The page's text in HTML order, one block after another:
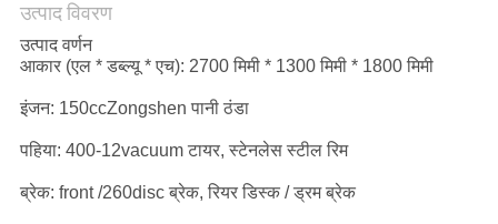
साइटमैप
PRIVACY
POLICY
उत्पाद विवरण
उत्पाद वर्णन
आकार (एल * डब्ल्यू * एच): 2700 मिमी * 1300 मिमी * 1800 मिमी
इंजन: 150ccZongshen पानी ठंडा
पहिया: 400-12vacuum टायर, स्टेनलेस स्टील रिम
ब्रेक: front /260disc ब्रेक, रियर डिस्क / ड्रम ब्रेक